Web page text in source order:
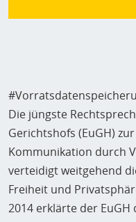
Die jüngste
Gerichtshofs (EuGH)
Kommunikation durch
verteidigt weitgehend
Freiheit und
2014 erklärte der EuGH